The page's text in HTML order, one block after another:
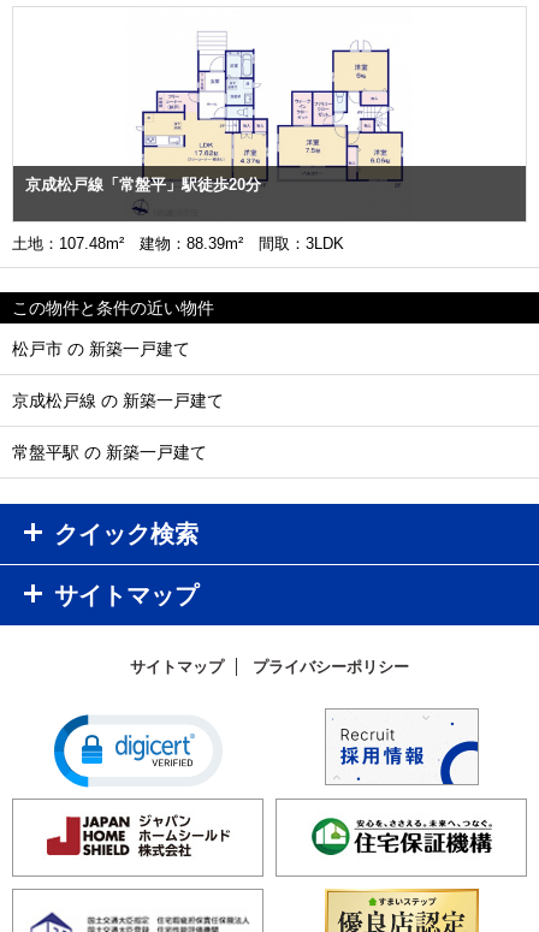
京成松戸線「常盤平」駅徒歩20分
土地：107.48m² 建物：88.39m² 間取：3LDK
この物件と条件の近い物件
松戸市 の 新築一戸建て
京成松戸線 の 新築一戸建て
常盤平駅 の 新築一戸建て
クイック検索
サイトマップ
サイトマップ プライバシーポリシー